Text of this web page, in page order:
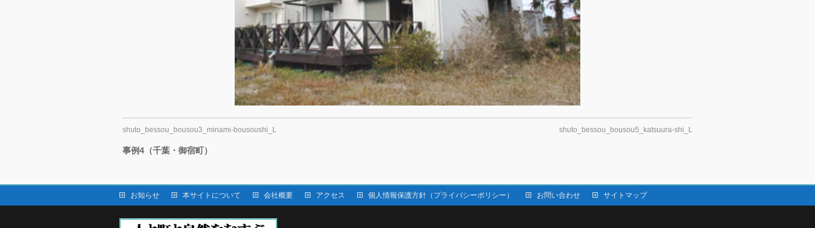
shuto_bessou_bousou3_minami-bousoushi_L shuto_bessou_bousou5_katsuura-shi_L
事例4（千葉・御宿町）
お知らせ 本サイトについて 会社概要 アクセス 個人情報保護方針（プライバシーポリシー） お問い合わせ サイトマップ